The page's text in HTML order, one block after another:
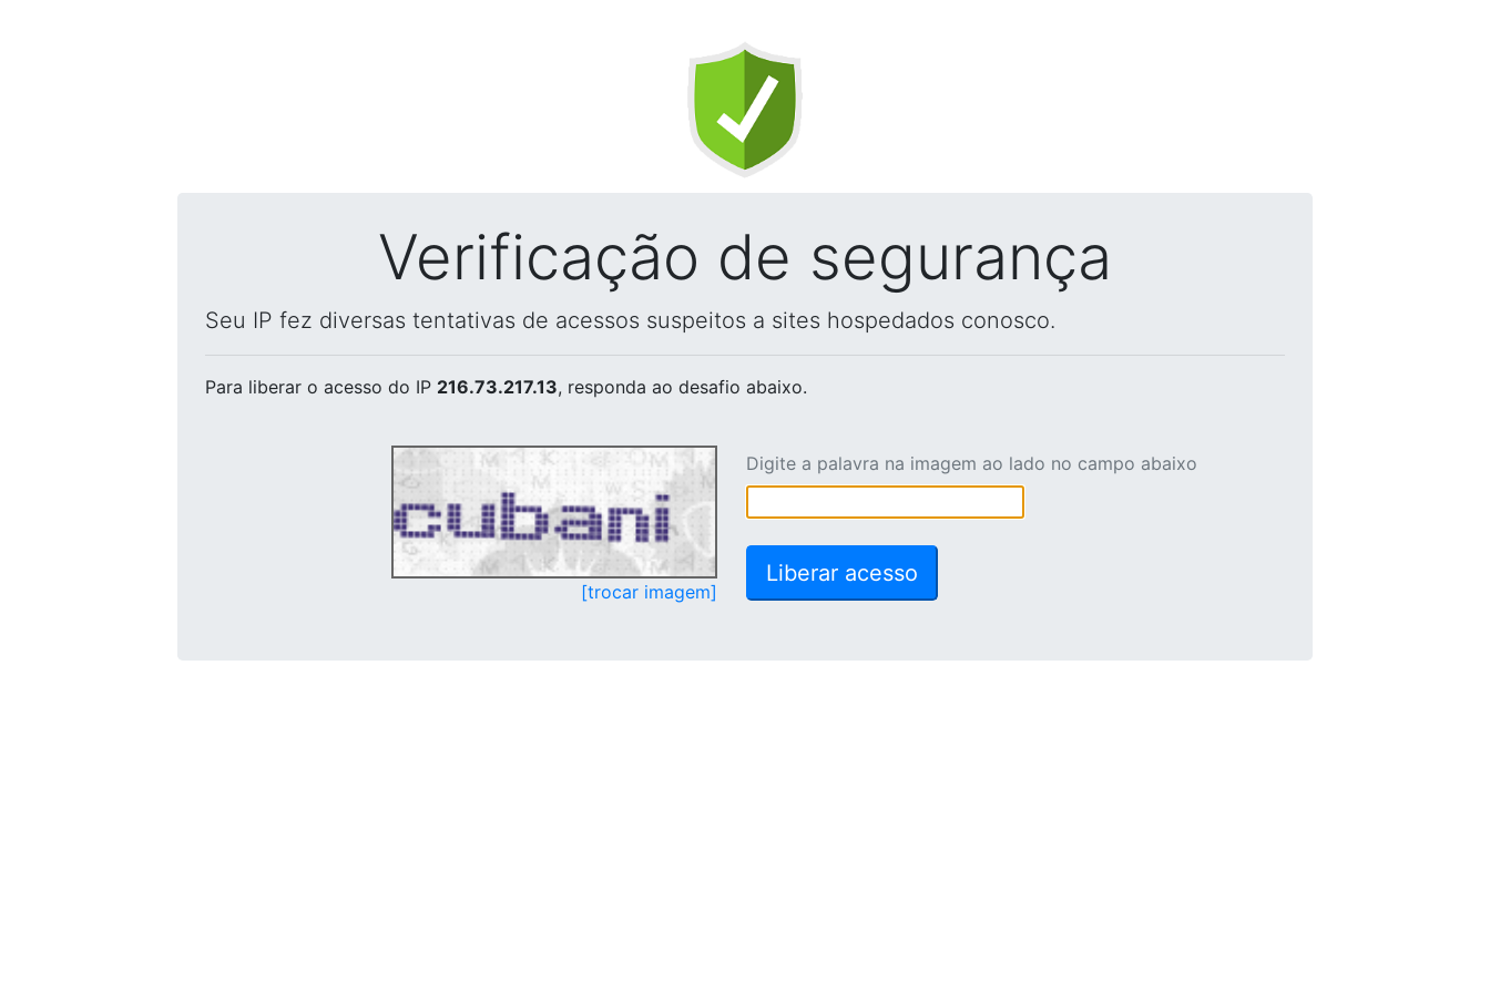
Verificação de segurança
Seu IP fez diversas tentativas de acessos suspeitos a sites hospedados conosco.
Para liberar o acesso do IP 216.73.217.13, responda ao desafio abaixo.
[trocar imagem]
Digite a palavra na imagem ao lado no campo abaixo